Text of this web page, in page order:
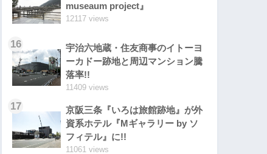
museaum project』
12117 views
16
宇治六地蔵・住友商事のイトーヨ
ーカドー跡地と周辺マンション騰
落率!!
11409 views
17
京阪三条『いろは旅館跡地』が外
資系ホテル『Mギャラリー by ソ
フィテル』に!!
11061 views